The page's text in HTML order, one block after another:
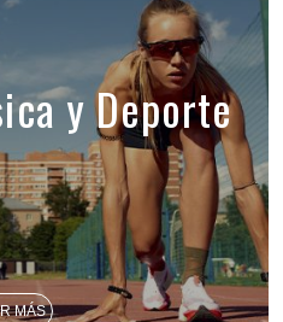
y Deporte
MÁS